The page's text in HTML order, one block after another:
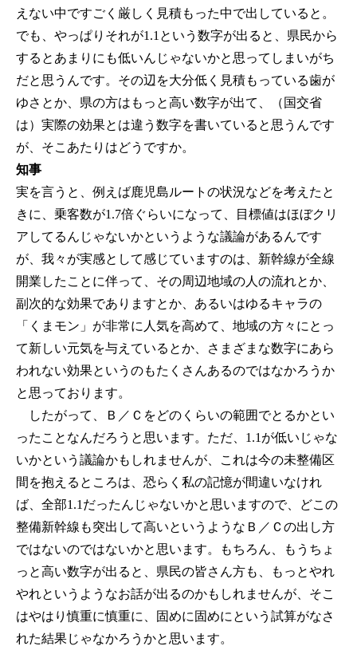
えない中ですごく厳しく見積もった中で出していると。
でも、やっぱりそれが1.1という数字が出ると、県民から
するとあまりにも低いんじゃないかと思ってしまいがち
だと思うんです。その辺を大分低く見積もっている歯が
ゆさとか、県の方はもっと高い数字が出て、（国交省
は）実際の効果とは違う数字を書いていると思うんです
が、そこあたりはどうですか。
知事
実を言うと、例えば鹿児島ルートの状況などを考えたと
きに、乗客数が1.7倍ぐらいになって、目標値はほぼクリ
アしてるんじゃないかというような議論があるんです
が、我々が実感として感じていますのは、新幹線が全線
開業したことに伴って、その周辺地域の人の流れとか、
副次的な効果でありますとか、あるいはゆるキャラの
「くまモン」が非常に人気を高めて、地域の方々にとっ
て新しい元気を与えているとか、さまざまな数字にあら
われない効果というのもたくさんあるのではなかろうか
と思っております。
したがって、Ｂ／Ｃをどのくらいの範囲でとるかとい
ったことなんだろうと思います。ただ、1.1が低いじゃな
いかという議論かもしれませんが、これは今の未整備区
間を抱えるところは、恐らく私の記憶が間違いなけれ
ば、全部1.1だったんじゃないかと思いますので、どこの
整備新幹線も突出して高いというようなＢ／Ｃの出し方
ではないのではないかと思います。もちろん、もうちょ
っと高い数字が出ると、県民の皆さん方も、もっとやれ
やれというようなお話が出るのかもしれませんが、そこ
はやはり慎重に慎重に、固めに固めにという試算がなさ
れた結果じゃなかろうかと思います。